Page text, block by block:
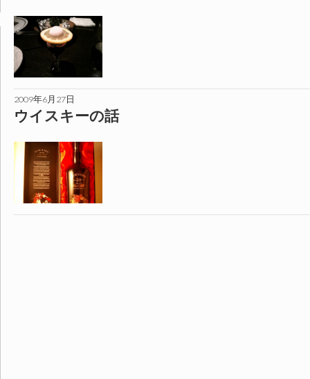
2009年6月27日
ウイスキーの話